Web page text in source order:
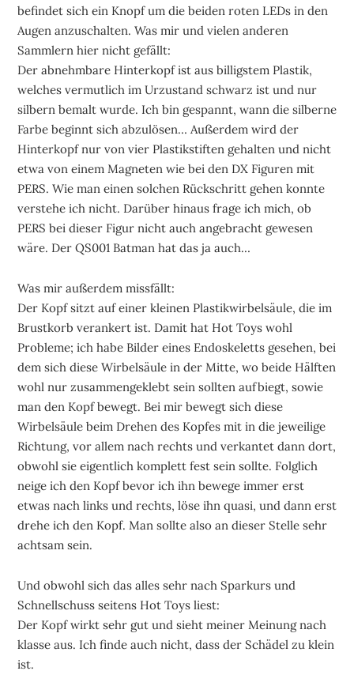
befindet sich ein Knopf um die beiden roten LEDs in den
Augen anzuschalten. Was mir und vielen anderen
Sammlern hier nicht gefällt:
Der abnehmbare Hinterkopf ist aus billigstem Plastik,
welches vermutlich im Urzustand schwarz ist und nur
silbern bemalt wurde. Ich bin gespannt, wann die silberne
Farbe beginnt sich abzulösen… Außerdem wird der
Hinterkopf nur von vier Plastikstiften gehalten und nicht
etwa von einem Magneten wie bei den DX Figuren mit
PERS. Wie man einen solchen Rückschritt gehen konnte
verstehe ich nicht. Darüber hinaus frage ich mich, ob
PERS bei dieser Figur nicht auch angebracht gewesen
wäre. Der QS001 Batman hat das ja auch…
Was mir außerdem missfällt:
Der Kopf sitzt auf einer kleinen Plastikwirbelsäule, die im
Brustkorb verankert ist. Damit hat Hot Toys wohl
Probleme; ich habe Bilder eines Endoskeletts gesehen, bei
dem sich diese Wirbelsäule in der Mitte, wo beide Hälften
wohl nur zusammengeklebt sein sollten aufbiegt, sowie
man den Kopf bewegt. Bei mir bewegt sich diese
Wirbelsäule beim Drehen des Kopfes mit in die jeweilige
Richtung, vor allem nach rechts und verkantet dann dort,
obwohl sie eigentlich komplett fest sein sollte. Folglich
neige ich den Kopf bevor ich ihn bewege immer erst
etwas nach links und rechts, löse ihn quasi, und dann erst
drehe ich den Kopf. Man sollte also an dieser Stelle sehr
achtsam sein.
Und obwohl sich das alles sehr nach Sparkurs und
Schnellschuss seitens Hot Toys liest:
Der Kopf wirkt sehr gut und sieht meiner Meinung nach
klasse aus. Ich finde auch nicht, dass der Schädel zu klein
ist.